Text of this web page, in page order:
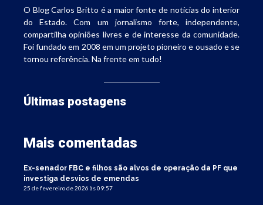
O Blog Carlos Britto é a maior fonte de notícias do interior
do Estado. Com um jornalismo forte, independente,
compartilha opiniões livres e de interesse da comunidade.
Foi fundado em 2008 em um projeto pioneiro e ousado e se
tornou referência. Na frente em tudo!
Últimas postagens
Mais comentadas
Ex-senador FBC e filhos são alvos de operação da PF que
investiga desvios de emendas
25 de fevereiro de 2026 às 09:57